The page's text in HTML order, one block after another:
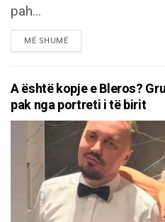
pah...
MË SHUMËDETAILS
A është kopje e Bleros?
pak nga portreti i të birit